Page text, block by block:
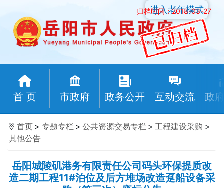
归档时间：2018-03-27
首 页 市政府 政务公开 互动交流 政
进入老年模式
首页 > 专题专栏 > 公共资源交易专栏 > 工程建设采购 >
其他公告
岳阳城陵矶港务有限责任公司码头环保提质改
造二期工程11#泊位及后方堆场改造趸船设备采